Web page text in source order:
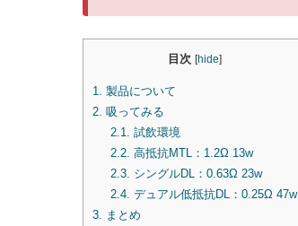
目次 [hide]
1. 製品について
2. 吸ってみる
2.1. 試飲環境
2.2. 高抵抗MTL：1.2Ω 13w
2.3. シングルDL：0.63Ω 23w
2.4. デュアル低抵抗DL：0.25Ω 47w
3. まとめ